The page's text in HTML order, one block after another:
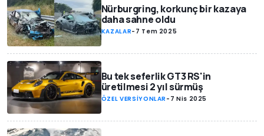
Nürburgring, korkunç bir kazaya
daha sahne oldu
KAZALAR- 7 Tem 2025
Bu tek seferlik GT3 RS'in
üretilmesi 2 yıl sürmüş
ÖZEL VERSİYONLAR - 7 Nis 2025